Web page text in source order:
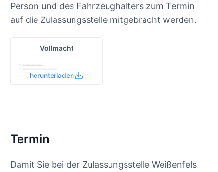
Person und des Fahrzeughalters zum Termin
auf die Zulassungsstelle mitgebracht werden.
Vollmacht
herunterladen
Termin
Damit Sie bei der Zulassungsstelle Weißenfels